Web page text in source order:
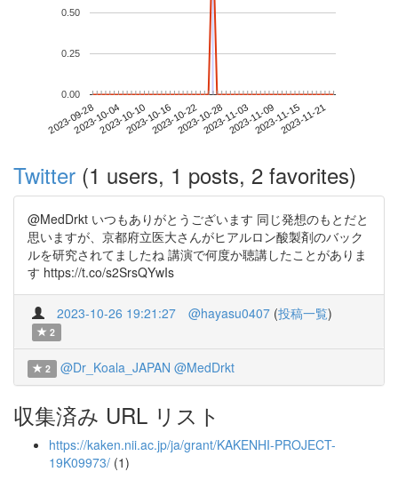
2023-09-282023-10-042023-10-102023-10-162023-10-222023-10-282023-11-032023-11-092023-11-152023-11-21
0.00
0.25
0.50
Twitter (1 users, 1 posts, 2 favorites)
@MedDrkt いつもありがとうございます 同じ発想のもとだと
思いますが、京都府立医大さんがヒアルロン酸製剤のバック
ルを研究されてましたね 講演で何度か聴講したことがありま
す https://t.co/s2SrsQYwIs
2023-10-26 19:21:27 @hayasu0407 (投稿一覧)
2
2 @Dr_Koala_JAPAN @MedDrkt
収集済み URL リスト
https://kaken.nii.ac.jp/ja/grant/KAKENHI-PROJECT-
19K09973/ (1)